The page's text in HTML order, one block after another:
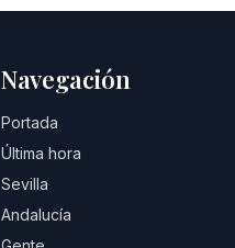
Navegación
Portada
Última hora
Sevilla
Andalucía